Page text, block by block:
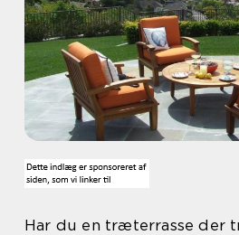
Har du en træterrasse der